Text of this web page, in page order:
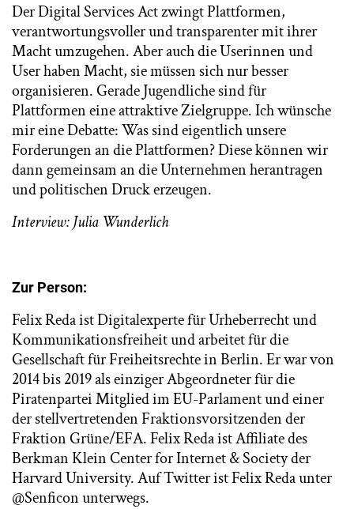
Der Digital Services Act zwingt Plattformen,
verantwortungsvoller und transparenter mit ihrer
Macht umzugehen. Aber auch die Userinnen und
User haben Macht, sie müssen sich nur besser
organisieren. Gerade Jugendliche sind für
Plattformen eine attraktive Zielgruppe. Ich wünsche
mir eine Debatte: Was sind eigentlich unsere
Forderungen an die Plattformen? Diese können wir
dann gemeinsam an die Unternehmen herantragen
und politischen Druck erzeugen.
Interview: Julia Wunderlich
Zur Person:
Felix Reda ist Digitalexperte für Urheberrecht und
Kommunikationsfreiheit und arbeitet für die
Gesellschaft für Freiheitsrechte in Berlin. Er war von
2014 bis 2019 als einziger Abgeordneter für die
Piratenpartei Mitglied im EU-Parlament und einer
der stellvertretenden Fraktionsvorsitzenden der
Fraktion Grüne/EFA. Felix Reda ist Affiliate des
Berkman Klein Center for Internet & Society der
Harvard University. Auf Twitter ist Felix Reda unter
@Senficon unterwegs.